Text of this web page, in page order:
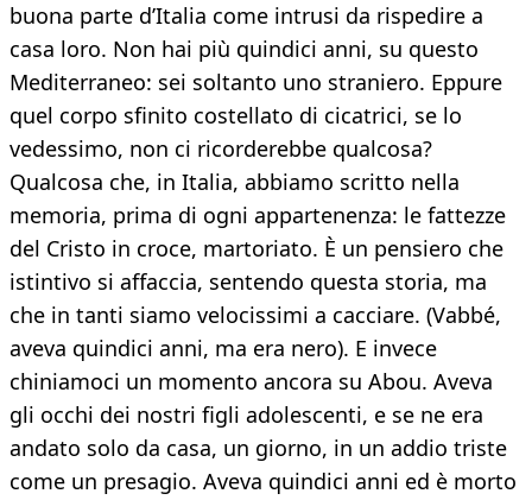
buona parte d’Italia come intrusi da rispedire a
casa loro. Non hai più quindici anni, su questo
Mediterraneo: sei soltanto uno straniero. Eppure
quel corpo sfinito costellato di cicatrici, se lo
vedessimo, non ci ricorderebbe qualcosa?
Qualcosa che, in Italia, abbiamo scritto nella
memoria, prima di ogni appartenenza: le fattezze
del Cristo in croce, martoriato. È un pensiero che
istintivo si affaccia, sentendo questa storia, ma
che in tanti siamo velocissimi a cacciare. (Vabbé,
aveva quindici anni, ma era nero). E invece
chiniamoci un momento ancora su Abou. Aveva
gli occhi dei nostri figli adolescenti, e se ne era
andato solo da casa, un giorno, in un addio triste
come un presagio. Aveva quindici anni ed è morto